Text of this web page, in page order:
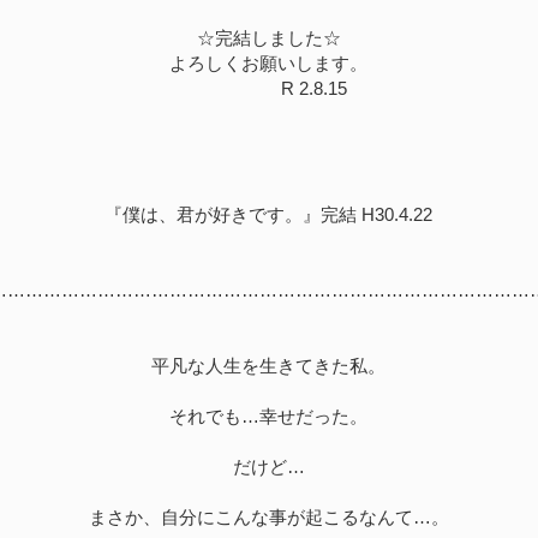
☆完結しました☆
よろしくお願いします。
R 2.8.15
『僕は、君が好きです。』完結 H30.4.22
平凡な人生を生きてきた私。
それでも…幸せだった。
だけど…
まさか、自分にこんな事が起こるなんて…。